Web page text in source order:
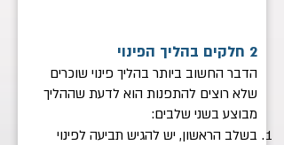
2 חלקים בהליך הפינוי
הדבר החשוב ביותר בהליך פינוי שוכרים
שלא רוצים להתפנות הוא לדעת שההליך
מבוצע בשני שלבים:
בשלב הראשון, יש להגיש תביעה לפינוי